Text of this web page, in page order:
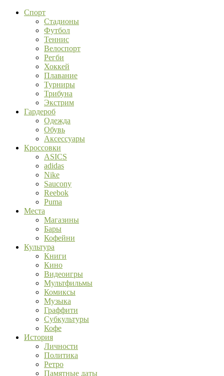
Спорт
Стадионы
Футбол
Теннис
Велоспорт
Регби
Хоккей
Плавание
Турниры
Трибуна
Экстрим
Гардероб
Одежда
Обувь
Аксессуары
Кроссовки
ASICS
adidas
Nike
Saucony
Reebok
Puma
Места
Магазины
Бары
Кофейни
Культура
Книги
Кино
Видеоигры
Мультфильмы
Комиксы
Музыка
Граффити
Субкультуры
Кофе
История
Личности
Политика
Ретро
Памятные даты